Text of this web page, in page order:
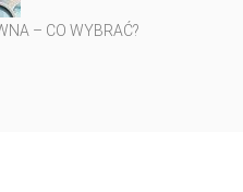
– CO WYBRAĆ?